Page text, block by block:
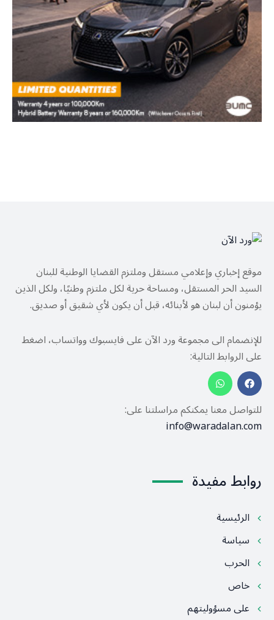
موقع إخباري وإعلامي مستقل وملتزم القضايا الوطنية للبنان
السيد الحر المستقل، ومساحة حرية لكل ملتزم وطنيًا، ولكل الذين
يؤمنون أن لبنان هو لأبنائه، قبل أن يكون لأي شقيق أو صديق.
للإنضمام الى مجموعة ورد الآن على فايسبوك وواتساب، اضغط
على الروابط التالية:
للتواصل معنا يمكنكم مراسلتنا على:
info@waradalan.com
روابط مفيدة
الرئيسية
سياسة
الحرب
خاص
على مسؤوليتهم